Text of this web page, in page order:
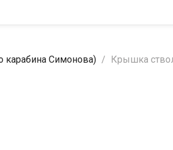
карабина Симонова) Крышка